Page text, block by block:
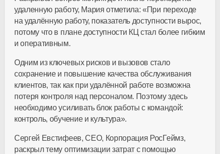
удаленную работу, Мария отметила: «При переходе
на удалённую работу, показатель доступности вырос,
потому что в плане доступности КЦ стал более гибким
и оперативным.
Одним из ключевых рисков и вызовов стало
сохранение и повышение качества обслуживания
клиентов, так как при удалённой работе возможна
потеря контроля над персоналом. Поэтому здесь
необходимо усиливать блок работы с командой:
контроль, обучение и культура».
Сергей Евстифеев, CEO, Корпорация РосГеймз,
раскрыл тему оптимизации затрат с помощью